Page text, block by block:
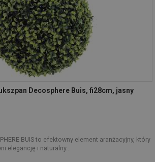
Decosphere Buis, fi28cm, jasny
BUIS to efektowny element aranżacyjny, który
elegancję i naturalny...